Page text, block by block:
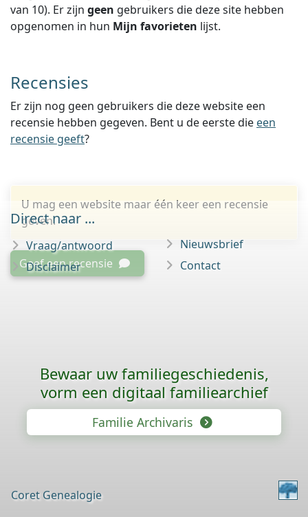
van 10). Er zijn geen gebruikers die deze site hebben
opgenomen in hun Mijn favorieten lijst.
Recensies
Er zijn nog geen gebruikers die deze website een
recensie hebben gegeven. Bent u de eerste die een
recensie geeft?
U mag een website maar één keer een recensie
geven.
Geef een recensie
Direct naar ...
Vraag/antwoord
Disclaimer
Nieuwsbrief
Contact
Bewaar uw familie­geschiedenis,
vorm een digitaal familiearchief
Familie Archivaris
Coret Genealogie